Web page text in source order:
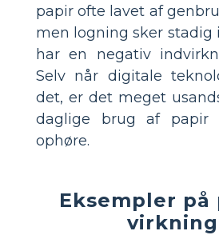
papir ofte lavet af
men logning sker stadig
har en negativ
Selv når digitale
det, er det meget
daglige brug af papir
ophøre.
Eksempler på